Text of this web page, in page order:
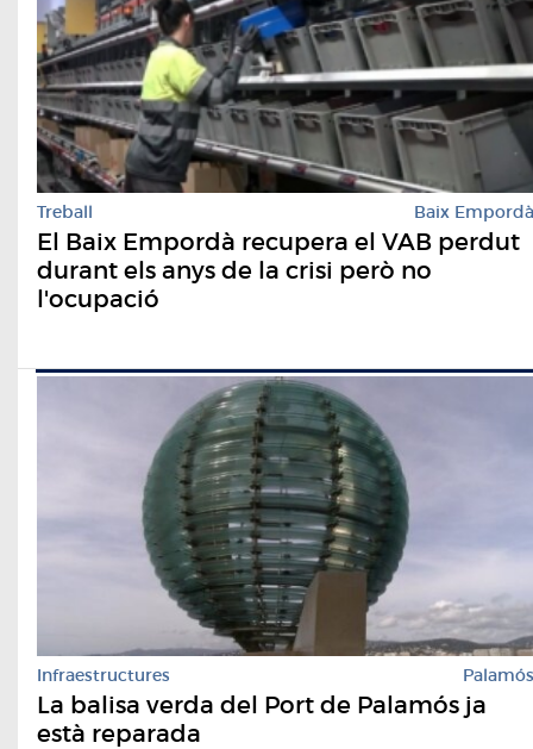
Treball Baix Empordà
El Baix Empordà recupera el VAB perdut
durant els anys de la crisi però no
l'ocupació
Infraestructures Palamós
La balisa verda del Port de Palamós ja
està reparada